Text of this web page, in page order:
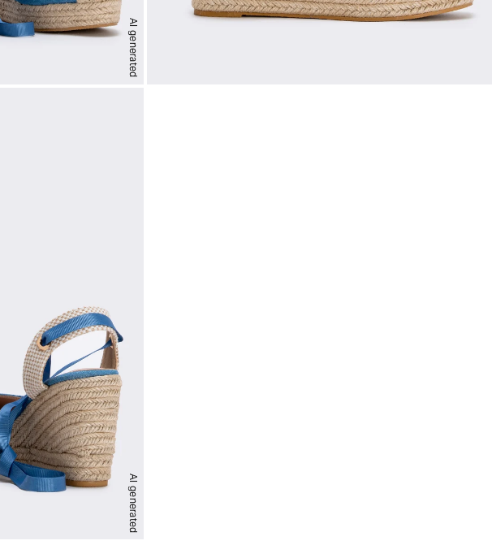
AI generated
AI generated